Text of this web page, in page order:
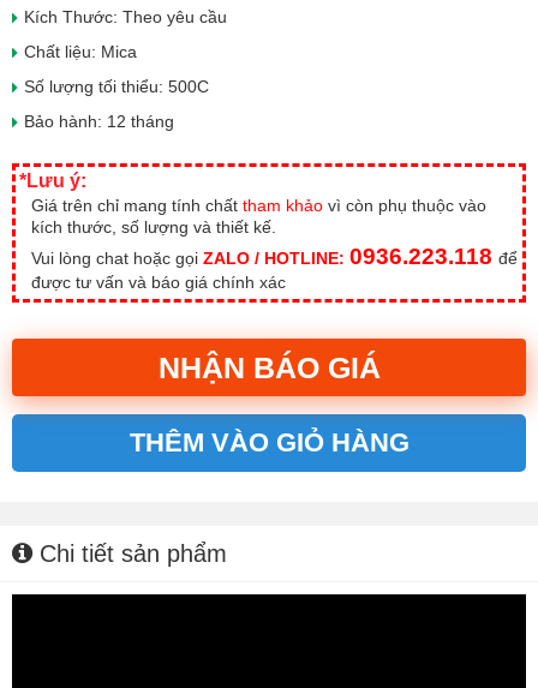
Kích Thước: Theo yêu cầu
Chất liệu: Mica
Số lượng tối thiểu: 500C
Bảo hành: 12 tháng
*Lưu ý:
Giá trên chỉ mang tính chất tham khảo vì còn phụ thuộc vào
kích thước, số lượng và thiết kế.
Vui lòng chat hoặc gọi ZALO / HOTLINE: 0936.223.118 để
được tư vấn và báo giá chính xác
NHẬN BÁO GIÁ
THÊM VÀO GIỎ HÀNG
Chi tiết sản phẩm